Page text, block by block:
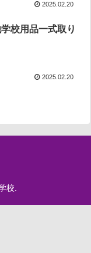
2025.02.20
校用品一式取り
2025.02.20
校.